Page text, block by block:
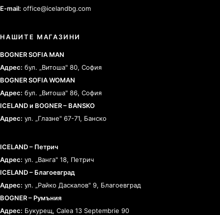
E-mail: office@icelandbg.com
НАШИТЕ МАГАЗИНИ
BOGNER SOFIA MAN
Адрес: бул. „Витоша" 80, София
BOGNER SOFIA WOMAN
Адрес: бул. „Витоша" 86, София
ICELAND и BOGNER – BANSKO
Адрес: ул. „Глазне" 67-71, Банско
ICELAND – Петрич
Адрес: ул. „Ванга" 18, Петрич
ICELAND – Благоевград
Адрес: ул. „Райко Даскалов" 9, Благоевград
BOGNER – Румъния
Адрес: Букурещ, Calea 13 Septembrie 90